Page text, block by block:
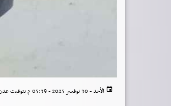
الأحد - 30 نوفمبر 2025 - 05:39 م بتوقيت عدن